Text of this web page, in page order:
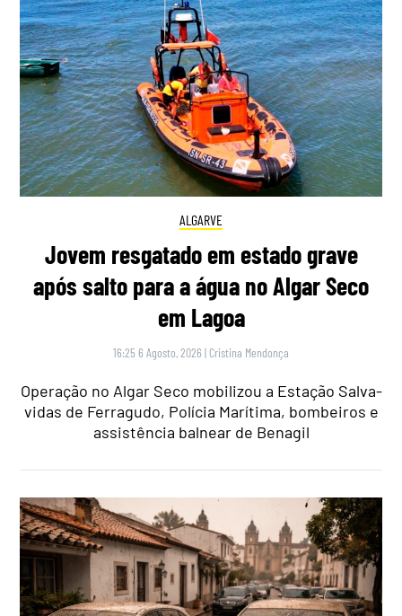
ALGARVE
Jovem resgatado em estado grave
após salto para a água no Algar Seco
em Lagoa
16:25 6 Agosto, 2026 | Cristina Mendonça
Operação no Algar Seco mobilizou a Estação Salva-
vidas de Ferragudo, Polícia Marítima, bombeiros e
assistência balnear de Benagil